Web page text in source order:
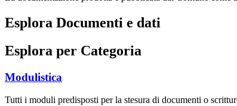
Esplora Documenti e dati
Esplora per Categoria
Modulistica
Tutti i moduli predisposti per la stesura di documenti o